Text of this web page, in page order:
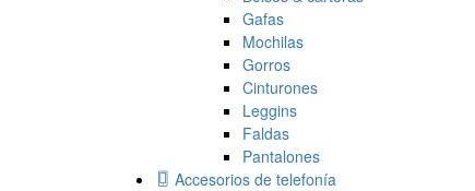
Gafas
Mochilas
Gorros
Cinturones
Leggins
Faldas
Pantalones
Accesorios de telefonía